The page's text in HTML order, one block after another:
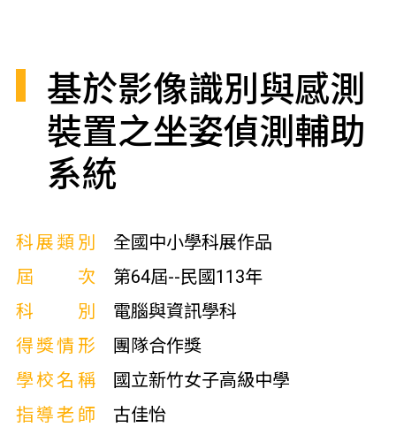
基於影像識別與感測
裝置之坐姿偵測輔助
系統
科展類別
全國中小學科展作品
屆次
第64屆--民國113年
科別
電腦與資訊學科
得獎情形
團隊合作獎
學校名稱
國立新竹女子高級中學
指導老師
古佳怡